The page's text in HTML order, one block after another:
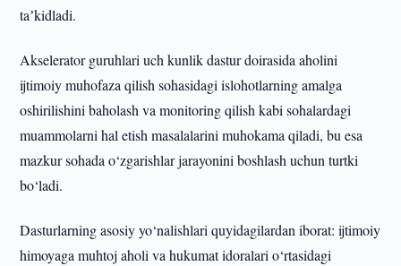
taʼkidladi.
Akselerator guruhlari uch kunlik dastur doirasida aholini
ijtimoiy muhofaza qilish sohasidagi islohotlarning amalga
oshirilishini baholash va monitoring qilish kabi sohalardagi
muammolarni hal etish masalalarini muhokama qiladi, bu esa
mazkur sohada o‘zgarishlar jarayonini boshlash uchun turtki
bo‘ladi.
Dasturlarning asosiy yo‘nalishlari quyidagilardan iborat: ijtimoiy
himoyaga muhtoj aholi va hukumat idoralari o‘rtasidagi